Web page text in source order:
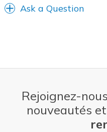
Ask a Question
Rejoignez-
nouveautés